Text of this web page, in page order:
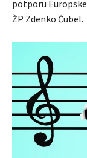
potporu
ŽP Zdenko Ćubel.